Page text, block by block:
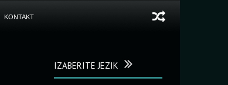
KONTAKT
IZABERITE JEZIK